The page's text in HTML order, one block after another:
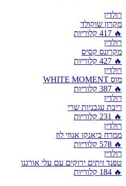
רולדין
מקרון שוקולד
🔥
417 קלוריות
רולדין
מקרונס קסיס
🔥
427 קלוריות
רולדין
מוס WHITE MOMENT
🔥
387 קלוריות
רולדין
ריבת עגבניות שרי
🔥
231 קלוריות
רולדין
ממרח ביאנקו אגוזי לוז
🔥
578 קלוריות
רולדין
טפנד זיתים ירוקים עם עלי אורגנו
🔥
184 קלוריות